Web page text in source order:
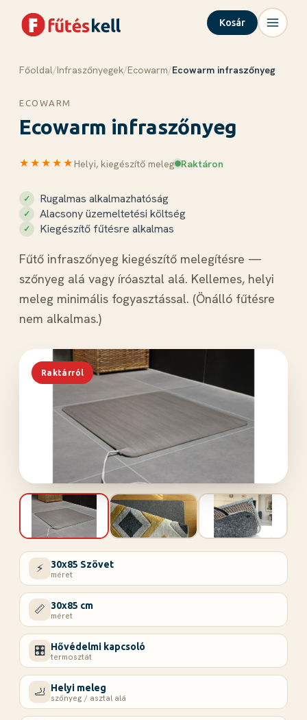
Kosár
Menü ✕
Tudástár
Kapcsolat
Kosár ✕
Főoldal/Infraszőnyegek/Ecowarm/Ecowarm infraszőnyeg
ECOWARM
Ecowarm infraszőnyeg
★★★★★Helyi, kiegészítő meleg Raktáron
Rugalmas alkalmazhatóság
Alacsony üzemeltetési költség
Kiegészítő fűtésre alkalmas
Fűtő infraszőnyeg kiegészítő melegítésre —
szőnyeg alá vagy íróasztal alá. Kellemes, helyi
meleg minimális fogyasztással. (Önálló fűtésre
nem alkalmas.)
Raktárról
⚡ 30x85 Szövet
méret
📏 30x85 cm
méret
🎛️ Hővédelmi kapcsoló
termosztát
🦶 Helyi meleg
szőnyeg / asztal alá